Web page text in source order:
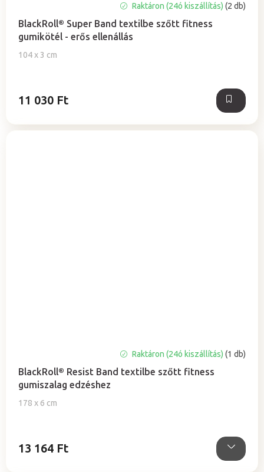
BlackRoll® Super Band textilbe szőtt fitness
gumikötél - erős ellenállás
104 x 3 cm
Raktáron (24ó kiszállítás) (2 db)
11 030 Ft
BlackRoll® Resist Band textilbe szőtt fitness
gumiszalag edzéshez
178 x 6 cm
Raktáron (24ó kiszállítás) (1 db)
13 164 Ft